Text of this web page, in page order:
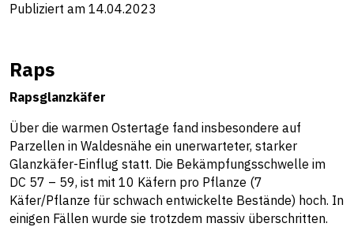
Publiziert am 14.04.2023
Raps
Rapsglanzkäfer
Über die warmen Ostertage fand insbesondere auf
Parzellen in Waldesnähe ein unerwarteter, starker
Glanzkäfer-Einflug statt. Die Bekämpfungsschwelle im
DC 57 – 59, ist mit 10 Käfern pro Pflanze (7
Käfer/Pflanze für schwach entwickelte Bestände) hoch. In
einigen Fällen wurde sie trotzdem massiv überschritten.